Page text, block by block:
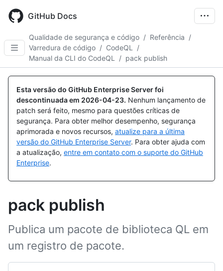
main
GitHub Docs
Qualidade de segurança e código / Referência /
Varredura de código / CodeQL
/
Manual da CLI do CodeQL
/ pack publish
Esta versão do GitHub Enterprise Server foi
descontinuada em 2026-04-23. Nenhum lançamento de
patch será feito, mesmo para questões críticas de
segurança. Para obter melhor desempenho, segurança
aprimorada e novos recursos, atualize para a última
versão do GitHub Enterprise Server. Para obter ajuda com
a atualização, entre em contato com o suporte do GitHub
Enterprise.
pack publish
Publica um pacote de biblioteca QL em
um registro de pacote.